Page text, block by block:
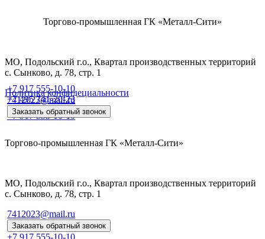
Торгово-промышленная ГК «Металл-Сити»
МО, Подольский г.о., Квартал производственных территорий
с. Сынково, д. 78, стр. 1
Политика конфидециальности
+7 917 555-10-10
+7 495 741-20-23
+7 917 555-10-10
7412023@mail.ru
Заказать обратный звонок
Торгово-промышленная ГК «Металл-Сити»
МО, Подольский г.о., Квартал производственных территорий
с. Сынково, д. 78, стр. 1
7412023@mail.ru
Заказать обратный звонок